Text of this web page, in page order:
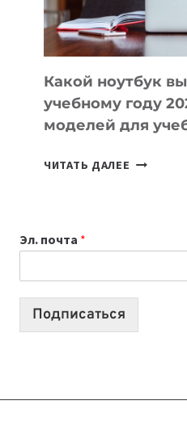
БЕЗ
КОДА
Какой ноутбук
учебному году
моделей для
ЧИТАТЬ ДАЛЕЕ КАКОЙ
2026:
10
Эл. почта *
Подписаться